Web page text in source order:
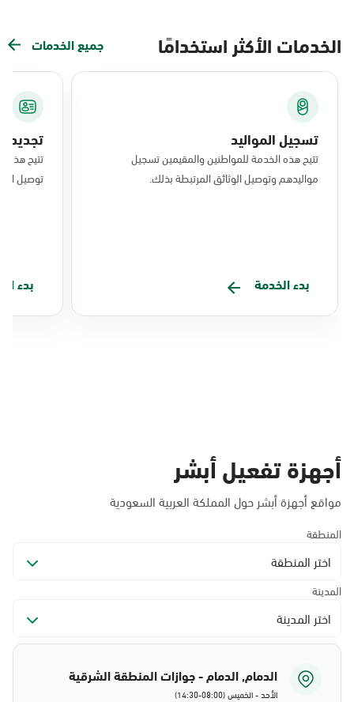
الخدمات الأكثر استخدامًا جميع الخدمات
تسجيل المواليد
تتيح هذه الخدمة للمواطنين والمقيمين تسجيل
مواليدهم وتوصيل الوثائق المرتبطة بذلك.
بدء الخدمة
تجديد
تتيح هذه
توصيل
بدء
أجهزة تفعيل أبشر
مواقع أجهزة أبشر حول المملكة العربية السعودية
المنطقة
اختر المنطقة
المدينة
اختر المدينة
الدمام, الدمام - جوازات المنطقة الشرقية
الأحد - الخميس (08:00-14:30)